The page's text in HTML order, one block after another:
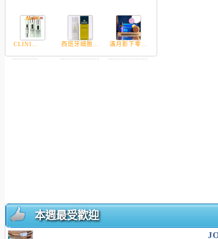
CLINI... 西班牙細胞... 滿月影下零...
本週最受歡迎